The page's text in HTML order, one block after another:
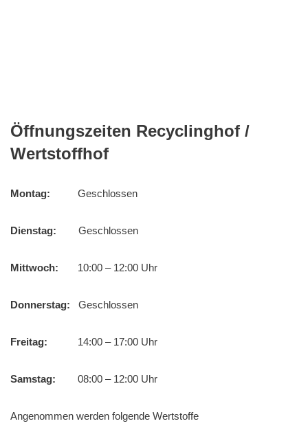
Öffnungszeiten Recyclinghof /
Wertstoffhof
Montag: Geschlossen
Dienstag: Geschlossen
Mittwoch: 10:00 – 12:00 Uhr
Donnerstag: Geschlossen
Freitag: 14:00 – 17:00 Uhr
Samstag: 08:00 – 12:00 Uhr
Angenommen werden folgende Wertstoffe